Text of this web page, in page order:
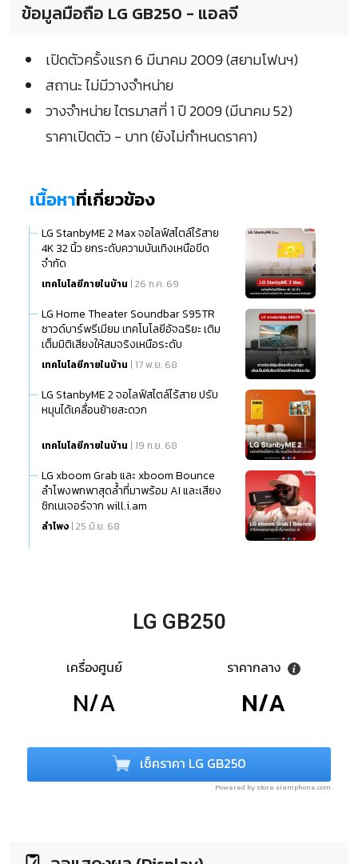
ข้อมูลมือถือ LG GB250 - แอลจี
เปิดตัวครั้งแรก 6 มีนาคม 2009 (สยามโฟนฯ)
สถานะ ไม่มีวางจำหน่าย
วางจำหน่าย ไตรมาสที่ 1 ปี 2009 (มีนาคม 52)
ราคาเปิดตัว - บาท (ยังไม่กำหนดราคา)
เนื้อหาที่เกี่ยวข้อง
LG StanbyME 2 Max จอไลฟ์สไตล์ไร้สาย
4K 32 นิ้ว ยกระดับความบันเทิงเหนือขีด
จำกัด
เทคโนโลยีภายในบ้าน | 26 ก.ค. 69
LG Home Theater Soundbar S95TR
ซาวด์บาร์พรีเมียม เทคโนโลยีอัจฉริยะ เติม
เต็มมิติเสียงให้สมจริงเหนือระดับ
เทคโนโลยีภายในบ้าน | 17 พ.ย. 68
LG StanbyME 2 จอไลฟ์สไตล์ไร้สาย ปรับ
หมุนได้เคลื่อนย้ายสะดวก
เทคโนโลยีภายในบ้าน | 19 ก.ย. 68
LG xboom Grab และ xboom Bounce
ลำโพงพกพาสุดล้ำที่มาพร้อม AI และเสียง
ซิกเนเจอร์จาก will.i.am
ลำโพง | 25 มิ.ย. 68
LG GB250
เครื่องศูนย์
N/A
ราคากลาง
N/A
เช็คราคา LG GB250
Powered by store.siamphone.com